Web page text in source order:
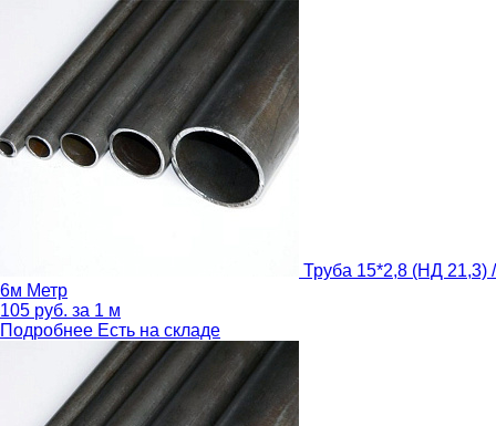
Труба 15*2,8 (НД 21,3) /
6м Метр
105 руб. за 1 м
Подробнее Есть на складе